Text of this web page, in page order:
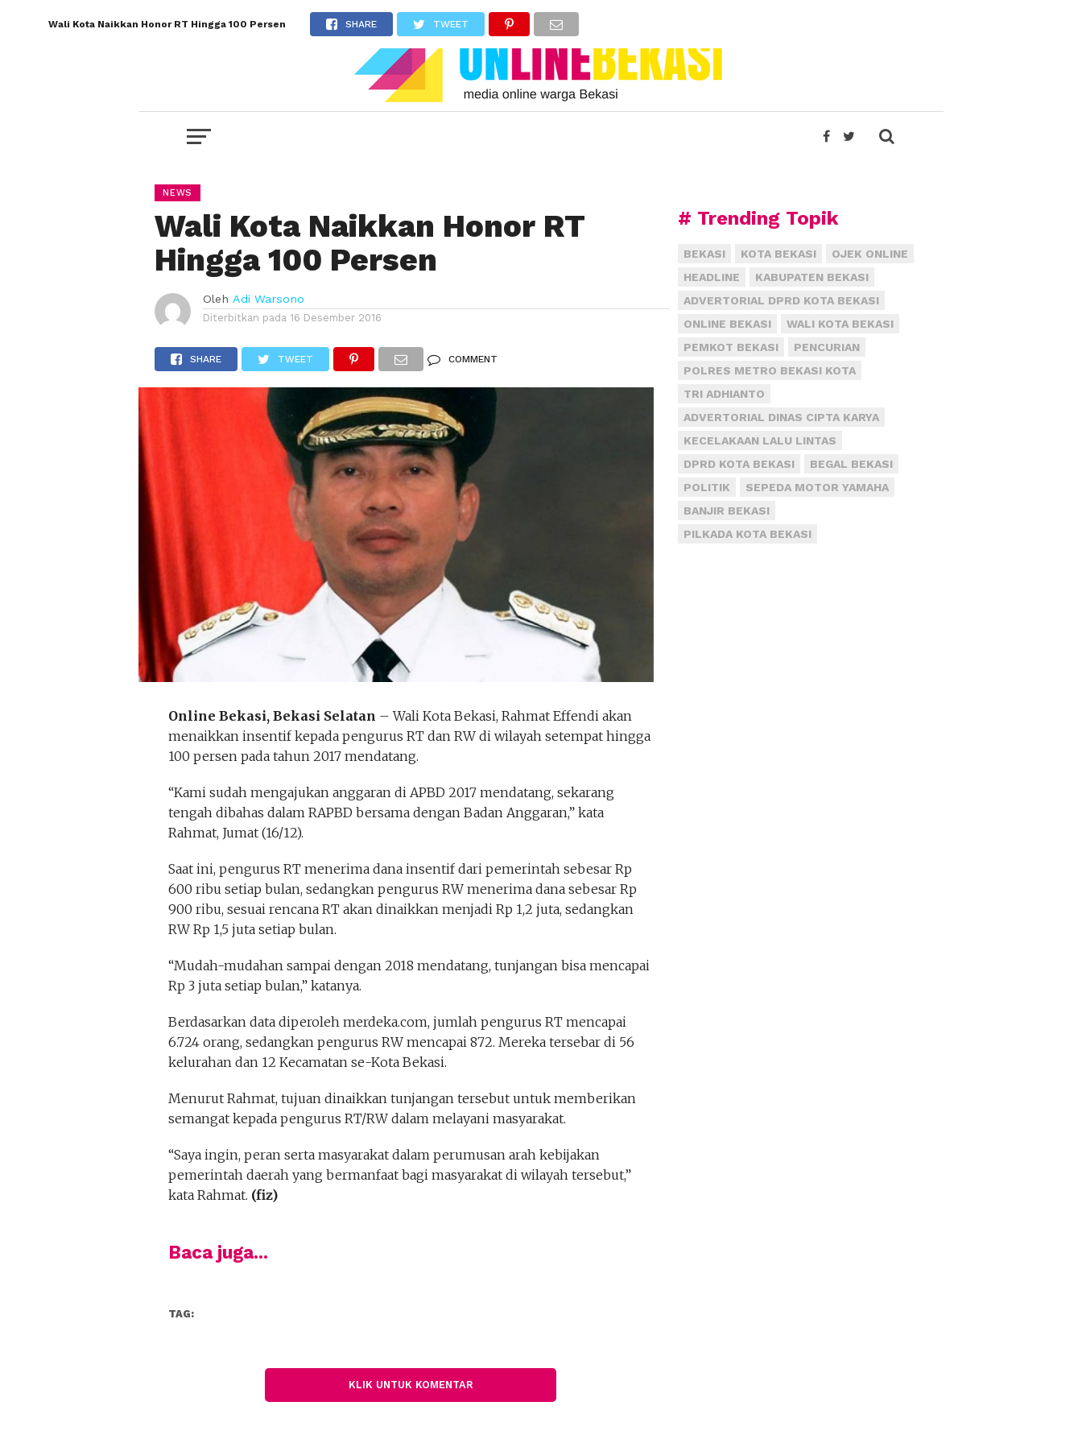
Wali Kota Naikkan Honor RT Hingga 100 Persen SHARE TWEET
NEWS
Wali Kota Naikkan Honor RT
Hingga 100 Persen
Oleh Adi Warsono
Diterbitkan pada 16 Desember 2016
SHARE TWEET COMMENT
Online Bekasi, Bekasi Selatan – Wali Kota Bekasi, Rahmat Effendi akan
menaikkan insentif kepada pengurus RT dan RW di wilayah setempat hingga
100 persen pada tahun 2017 mendatang.
“Kami sudah mengajukan anggaran di APBD 2017 mendatang, sekarang
tengah dibahas dalam RAPBD bersama dengan Badan Anggaran,” kata
Rahmat, Jumat (16/12).
Saat ini, pengurus RT menerima dana insentif dari pemerintah sebesar Rp
600 ribu setiap bulan, sedangkan pengurus RW menerima dana sebesar Rp
900 ribu, sesuai rencana RT akan dinaikkan menjadi Rp 1,2 juta, sedangkan
RW Rp 1,5 juta setiap bulan.
“Mudah-mudahan sampai dengan 2018 mendatang, tunjangan bisa mencapai
Rp 3 juta setiap bulan,” katanya.
Berdasarkan data diperoleh merdeka.com, jumlah pengurus RT mencapai
6.724 orang, sedangkan pengurus RW mencapai 872. Mereka tersebar di 56
kelurahan dan 12 Kecamatan se-Kota Bekasi.
Menurut Rahmat, tujuan dinaikkan tunjangan tersebut untuk memberikan
semangat kepada pengurus RT/RW dalam melayani masyarakat.
“Saya ingin, peran serta masyarakat dalam perumusan arah kebijakan
pemerintah daerah yang bermanfaat bagi masyarakat di wilayah tersebut,”
kata Rahmat. (fiz)
Baca juga...
TAG:
KLIK UNTUK KOMENTAR
# Trending Topik
BEKASI KOTA BEKASI
OJEK ONLINE
HEADLINE
KABUPATEN BEKASI
ADVERTORIAL DPRD KOTA BEKASI
ONLINE BEKASI
WALI KOTA BEKASI
PEMKOT BEKASI
PENCURIAN
POLRES METRO BEKASI KOTA
TRI ADHIANTO
ADVERTORIAL DINAS CIPTA KARYA
KECELAKAAN LALU LINTAS
DPRD KOTA BEKASI
BEGAL BEKASI
POLITIK
SEPEDA MOTOR YAMAHA
BANJIR BEKASI
PILKADA KOTA BEKASI